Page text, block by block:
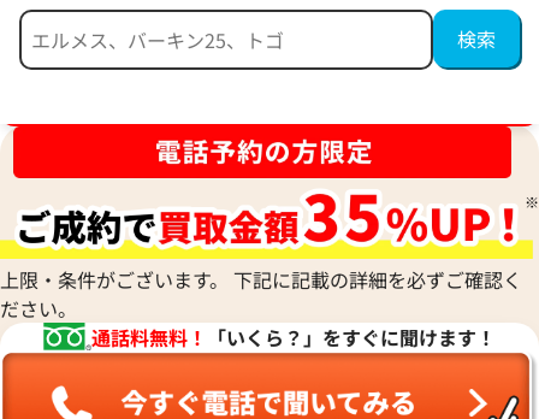
ルイヴィトン レディLV ネックレス ペンダ
参考買取価格
2026年3月17日時点
ルイヴィトン モ
参考買取価格
2026年6月17日時
上限・条件がございます。 下記に記載の詳細を必ずご確認く
ださい。
通話料無料！
「いくら？」をすぐに聞けます！